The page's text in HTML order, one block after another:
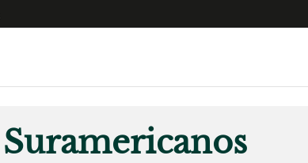
Suramericanos